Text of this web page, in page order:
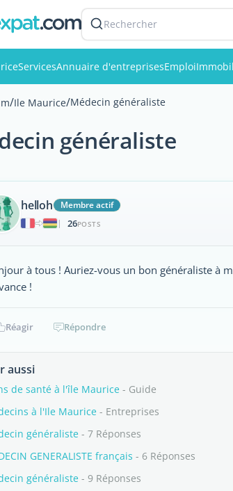
Rechercher
ServicesAnnuaire d'entreprisesEmploi
/Ile Maurice/Médecin généraliste
généraliste
helloh
Membre actif
|
26POSTS
à tous ! Auriez-vous un bon généraliste à
!
Réagir Répondre
aussi
de santé à l'île Maurice - Guide
à l'Ile Maurice - Entreprises
généraliste - 7 Réponses
GENERALISTE français - 6 Réponses
généraliste - 9 Réponses